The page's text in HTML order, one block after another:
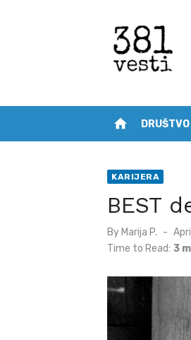
home DRUŠTVO
KARIJERA
BEST
By Marija P.
on
Time to Read: 3